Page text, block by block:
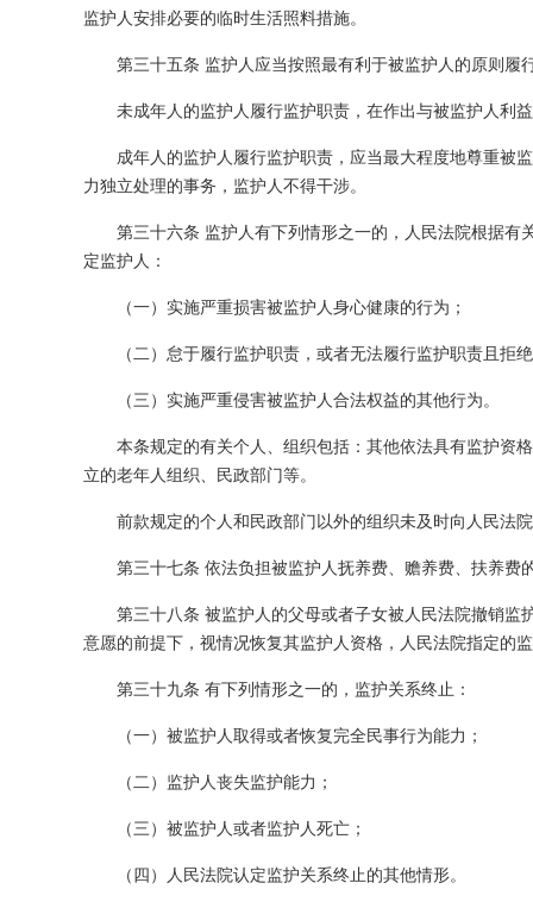
监护人安排必要的临时生活照料措施。
第三十五条 监护人应当按照最有利于被监护人的原则
未成年人的监护人履行监护职责，在作出与被监护人利
成年人的监护人履行监护职责，应当最大程度地尊重被
力独立处理的事务，监护人不得干涉。
第三十六条 监护人有下列情形之一的，人民法院根据
定监护人：
（一）实施严重损害被监护人身心健康的行为；
（二）怠于履行监护职责，或者无法履行监护职责且
（三）实施严重侵害被监护人合法权益的其他行为。
本条规定的有关个人、组织包括：其他依法具有监护资
立的老年人组织、民政部门等。
前款规定的个人和民政部门以外的组织未及时向人民法
第三十七条 依法负担被监护人抚养费、赡养费、扶养
第三十八条 被监护人的父母或者子女被人民法院撤销
意愿的前提下，视情况恢复其监护人资格，人民法院指定的
第三十九条 有下列情形之一的，监护关系终止：
（一）被监护人取得或者恢复完全民事行为能力；
（二）监护人丧失监护能力；
（三）被监护人或者监护人死亡；
（四）人民法院认定监护关系终止的其他情形。